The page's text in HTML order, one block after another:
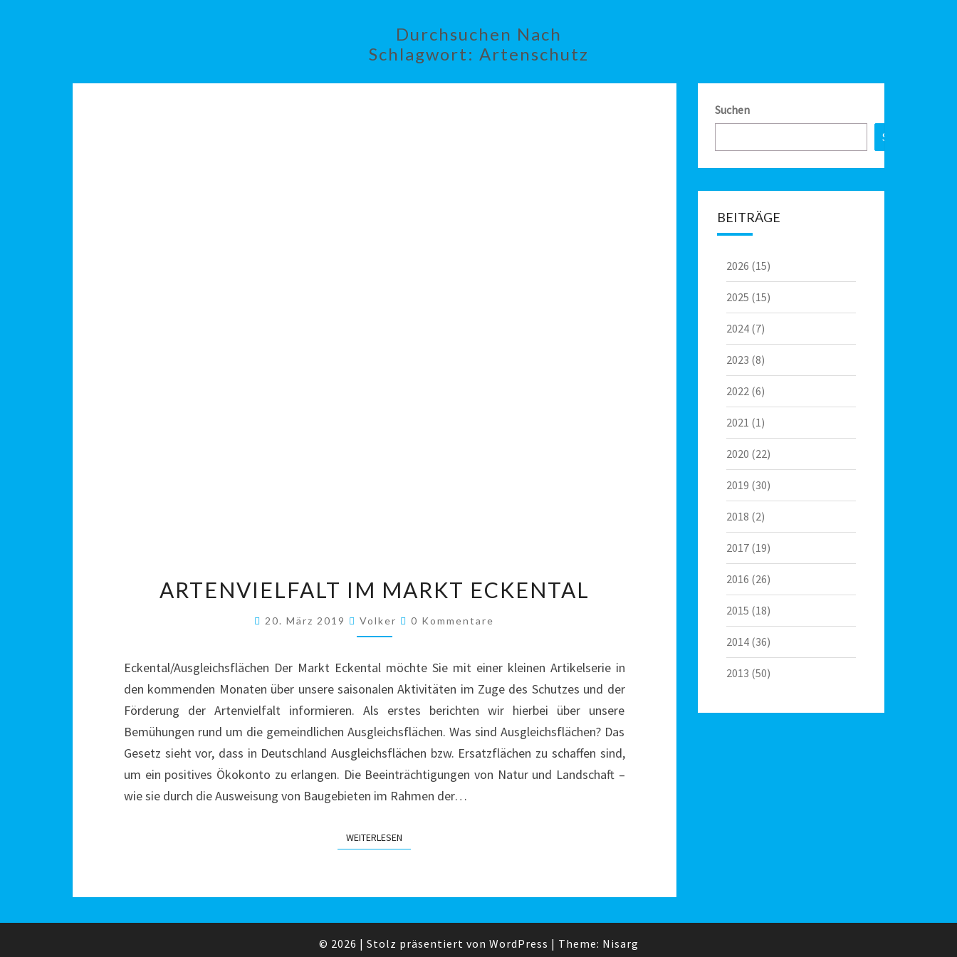
Durchsuchen Nach
Schlagwort: Artenschutz
IM
MARKT
ECKENTAL
ARTENVIELFALT IM MARKT ECKENTAL
20. März 2019 Volker Kommentare
0 Kommentare
Eckental/Ausgleichsflächen Der Markt Eckental möchte Sie mit einer kleinen Artikelserie in
den kommenden Monaten über unsere saisonalen Aktivitäten im Zuge des Schutzes und der
Förderung der Artenvielfalt informieren. Als erstes berichten wir hierbei über unsere
Bemühungen rund um die gemeindlichen Ausgleichsflächen. Was sind Ausgleichsflächen? Das
Gesetz sieht vor, dass in Deutschland Ausgleichsflächen bzw. Ersatzflächen zu schaffen sind,
um ein positives Ökokonto zu erlangen. Die Beeinträchtigungen von Natur und Landschaft –
wie sie durch die Ausweisung von Baugebieten im Rahmen der…
WEITERLESEN
Suchen
Suchen
BEITRÄGE
2026 (15)
2025 (15)
2024(7)
2023 (8)
2022(6)
2021 (1)
2020 (22)
2019 (30)
2018 (2)
2017(19)
2016 (26)
2015 (18)
2014(36)
2013 (50)
© 2026 | Stolz präsentiert von WordPress | Theme: Nisarg